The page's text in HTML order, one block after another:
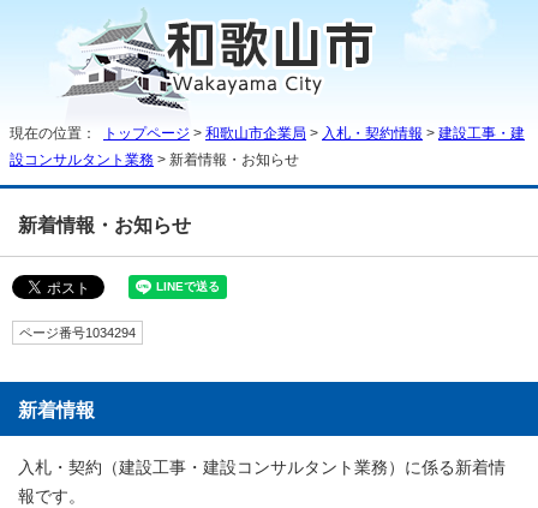
現在の位置： トップページ > 和歌山市企業局 > 入札・契約情報 > 建設工事・建
設コンサルタント業務 > 新着情報・お知らせ
新着情報・お知らせ
ページ番号1034294
新着情報
入札・契約（建設工事・建設コンサルタント業務）に係る新着情
報です。